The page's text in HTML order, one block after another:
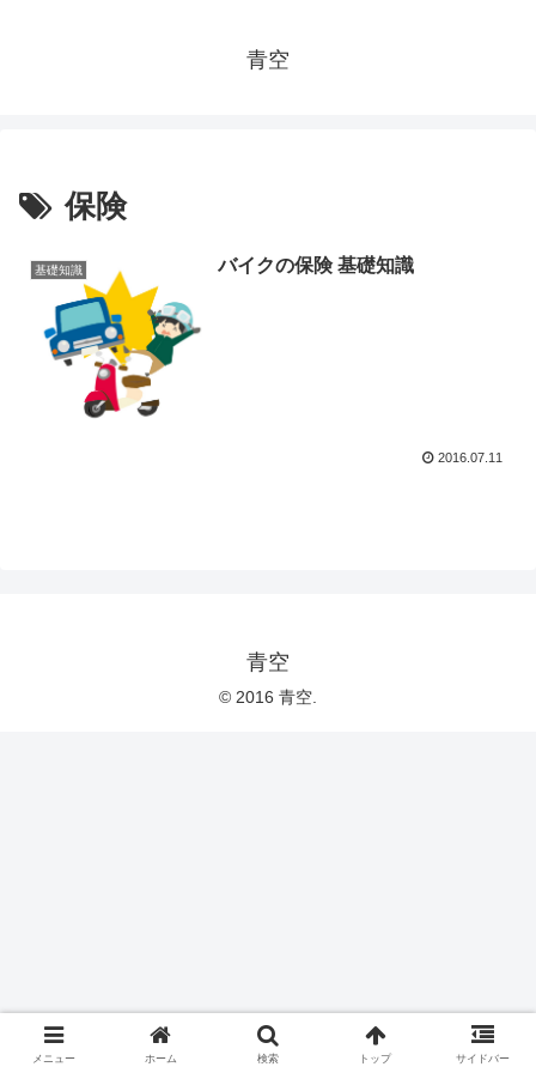
青空
保険
基礎知識 バイクの保険 基礎知識
2016.07.11
青空
© 2016 青空.
メニュー ホーム 検索 トップ サイドバー